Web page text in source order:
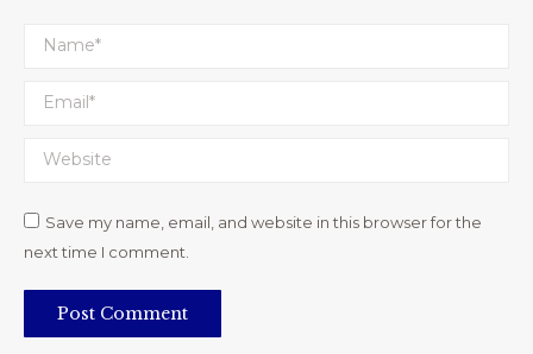
Name *
Email *
Website
Save my name, email, and website in this browser for the
next time I comment.
Post Comment